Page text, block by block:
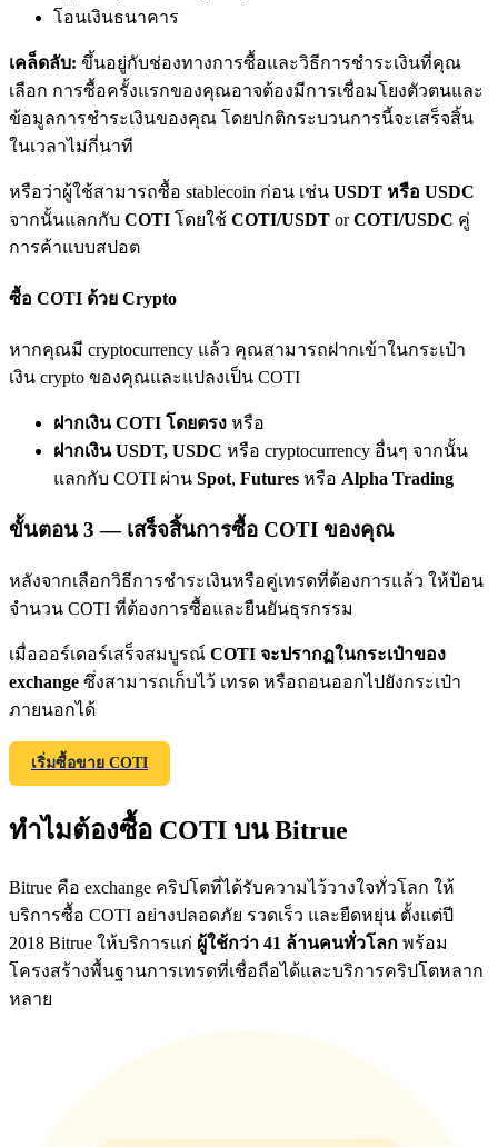
การแนะนำ
เชิญเพื่อนเพื่อรับรางวัลเงินสด
BTC Welcome Rewards
Deposit & Trade BTC to Share 25000 USDT prize pool!
Deposit CASHCAT & Win
Exclusive for BitMart Users
Precious Metals Trading Carnival
โอนเงินธนาคาร
เคล็ดลับ: ขึ้นอยู่กับช่องทางการซื้อและวิธีการชำระเงินที่คุณ
เลือก การซื้อครั้งแรกของคุณอาจต้องมีการเชื่อมโยงตัวตนและ
ข้อมูลการชำระเงินของคุณ โดยปกติกระบวนการนี้จะเสร็จสิ้น
ในเวลาไม่กี่นาที
หรือว่าผู้ใช้สามารถซื้อ stablecoin ก่อน เช่น USDT หรือ USDC
จากนั้นแลกกับ COTI โดยใช้ COTI/USDT orCOTI/USDC คู่
การค้าแบบสปอต
ซื้อ COTI ด้วย Crypto
หากคุณมี cryptocurrency แล้ว คุณสามารถฝากเข้าในกระเป๋า
เงิน crypto ของคุณและแปลงเป็น COTI
ฝากเงิน COTI โดยตรง หรือ
ฝากเงิน USDT, USDC หรือ cryptocurrency อื่นๆ จากนั้น
แลกกับ COTI ผ่าน Spot, Futures หรือ Alpha Trading
ขั้นตอน 3 — เสร็จสิ้นการซื้อ COTI ของคุณ
หลังจากเลือกวิธีการชำระเงินหรือคู่เทรดที่ต้องการแล้ว ให้ป้อน
จำนวน COTI ที่ต้องการซื้อและยืนยันธุรกรรม
เมื่อออร์เดอร์เสร็จสมบูรณ์ COTI จะปรากฏในกระเป๋าของ
exchange ซึ่งสามารถเก็บไว้ เทรด หรือถอนออกไปยังกระเป๋า
ภายนอกได้
เริ่มซื้อขาย COTI
ทำไมต้องซื้อ COTI บน Bitrue
Bitrue คือ exchange คริปโตที่ได้รับความไว้วางใจทั่วโลก ให้
บริการซื้อ COTI อย่างปลอดภัย รวดเร็ว และยืดหยุ่น ตั้งแต่ปี
2018 Bitrue ให้บริการแก่ ผู้ใช้กว่า 41 ล้านคนทั่วโลก พร้อม
โครงสร้างพื้นฐานการเทรดที่เชื่อถือได้และบริการคริปโตหลาก
หลาย